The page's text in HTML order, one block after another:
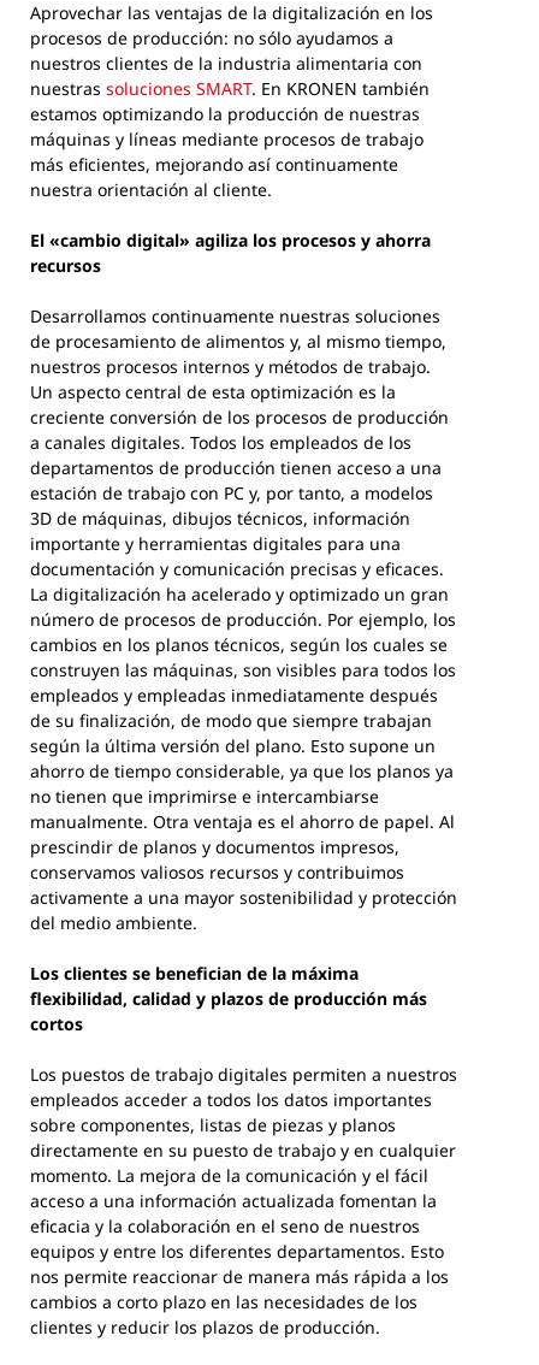
Aprovechar las ventajas de la digitalización en los
procesos de producción: no sólo ayudamos a
nuestros clientes de la industria alimentaria con
nuestras soluciones SMART. En KRONEN también
estamos optimizando la producción de nuestras
máquinas y líneas mediante procesos de trabajo
más eficientes, mejorando así continuamente
nuestra orientación al cliente.
El «cambio digital» agiliza los procesos y ahorra
recursos
Desarrollamos continuamente nuestras soluciones
de procesamiento de alimentos y, al mismo tiempo,
nuestros procesos internos y métodos de trabajo.
Un aspecto central de esta optimización es la
creciente conversión de los procesos de producción
a canales digitales. Todos los empleados de los
departamentos de producción tienen acceso a una
estación de trabajo con PC y, por tanto, a modelos
3D de máquinas, dibujos técnicos, información
importante y herramientas digitales para una
documentación y comunicación precisas y eficaces.
La digitalización ha acelerado y optimizado un gran
número de procesos de producción. Por ejemplo, los
cambios en los planos técnicos, según los cuales se
construyen las máquinas, son visibles para todos los
empleados y empleadas inmediatamente después
de su finalización, de modo que siempre trabajan
según la última versión del plano. Esto supone un
ahorro de tiempo considerable, ya que los planos ya
no tienen que imprimirse e intercambiarse
manualmente. Otra ventaja es el ahorro de papel. Al
prescindir de planos y documentos impresos,
conservamos valiosos recursos y contribuimos
activamente a una mayor sostenibilidad y protección
del medio ambiente.
Los clientes se benefician de la máxima
flexibilidad, calidad y plazos de producción más
cortos
Los puestos de trabajo digitales permiten a nuestros
empleados acceder a todos los datos importantes
sobre componentes, listas de piezas y planos
directamente en su puesto de trabajo y en cualquier
momento. La mejora de la comunicación y el fácil
acceso a una información actualizada fomentan la
eficacia y la colaboración en el seno de nuestros
equipos y entre los diferentes departamentos. Esto
nos permite reaccionar de manera más rápida a los
cambios a corto plazo en las necesidades de los
clientes y reducir los plazos de producción.